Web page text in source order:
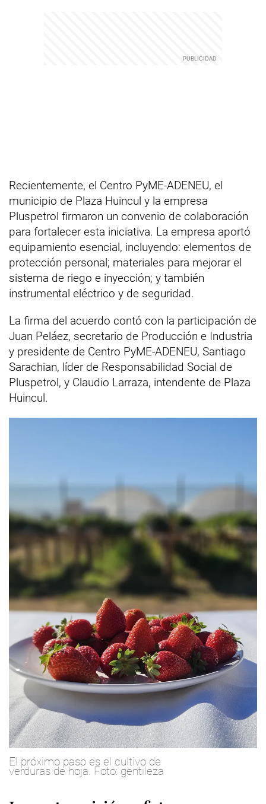
Recientemente, el Centro PyME-ADENEU, el
municipio de Plaza Huincul y la empresa
Pluspetrol firmaron un convenio de colaboración
para fortalecer esta iniciativa. La empresa aportó
equipamiento esencial, incluyendo: elementos de
protección personal; materiales para mejorar el
sistema de riego e inyección; y también
instrumental eléctrico y de seguridad.
La firma del acuerdo contó con la participación de
Juan Peláez, secretario de Producción e Industria
y presidente de Centro PyME-ADENEU, Santiago
Sarachian, líder de Responsabilidad Social de
Pluspetrol, y Claudio Larraza, intendente de Plaza
Huincul.
El próximo paso es el cultivo de
verduras de hoja. Foto: gentileza